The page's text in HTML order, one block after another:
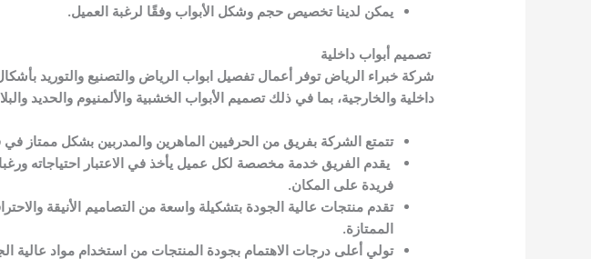
يمكن لدينا تخصيص حجم وشكل الأبواب وفقًا لرغبة العميل.
تصميم أبواب داخلية
شركة خبراء الرياض توفر أعمال تفصيل ابواب الرياض والتصنيع والتوريد
داخلية والخارجية، بما في ذلك تصميم الأبواب الخشبية والألمنيوم والحديد
تتمتع الشركة بفريق من الحرفيين الماهرين والمدربين بشكل ممتاز
يقدم الفريق خدمة مخصصة لكل عميل يأخذ في الاعتبار احتياجاته
فريدة على المكان.
تقدم منتجات عالية الجودة بتشكيلة واسعة من التصاميم الأنيقة
الممتازة.
تولي أعلى درجات الاهتمام بجودة المنتجات من استخدام مواد عالية